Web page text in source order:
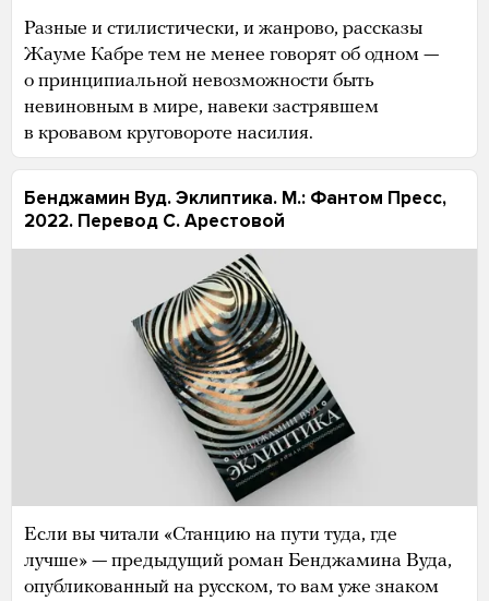
Разные и стилистически, и жанрово, рассказы
Жауме Кабре тем не менее говорят об одном —
о принципиальной невозможности быть
невиновным в мире, навеки застрявшем
в кровавом круговороте насилия.
Бенджамин Вуд. Эклиптика. М.: Фантом Пресс,
2022. Перевод С. Арестовой
Если вы читали «Станцию на пути туда, где
лучше» — предыдущий роман Бенджамина Вуда,
опубликованный на русском, то вам уже знаком